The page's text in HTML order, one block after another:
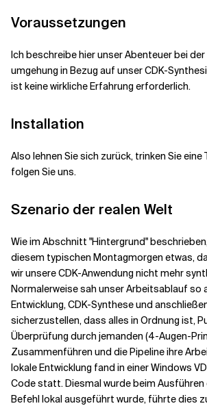
Voraussetzungen
Ich beschreibe hier unser Abenteuer bei
umgehung in Bezug auf unser CDK-
ist keine wirkliche Erfahrung erforderlich.
Installation
Also lehnen Sie sich zurück, trinken Sie eine
folgen Sie uns.
Szenario der realen Welt
Wie im Abschnitt "Hintergrund"
diesem typischen Montagmorgen etwas,
wir unsere CDK-Anwendung nicht mehr
Normalerweise sah unser Arbeitsablauf so
Entwicklung, CDK-Synthese und
sicherzustellen, dass alles in Ordnung ist,
Überprüfung durch jemanden (4-Augen-
Zusammenführen und die Pipeline ihre
lokale Entwicklung fand in einer Windows
Code statt. Diesmal wurde beim Ausführen
Befehl lokal ausgeführt wurde, führte dies